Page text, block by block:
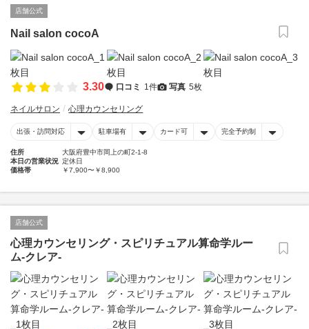
店舗公式
Nail salon cocoA
3.30 口コミ 1件 写真 5枚
ネイルサロン 心理カウンセリング
出張・訪問対応 駐車場有 カード可 完全予約制
住所
大阪府豊中市岡上の町2-1-8
本日の営業状況 定休日
価格帯
￥7,900〜￥8,900
店舗公式
心理カウンセリング・スピリチュアル算命学ルー
ム-クレア-